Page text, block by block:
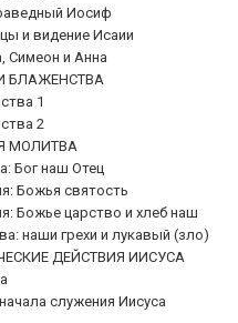
Иосиф
и видение Исаии
Симеон и Анна
БЛАЖЕНСТВА
1
2
МОЛИТВА
Бог наш Отец
Божья святость
Божье царство и хлеб наш
наши грехи и лукавый (зло)
ДЕЙСТВИЯ ИИСУСА
служения Иисуса